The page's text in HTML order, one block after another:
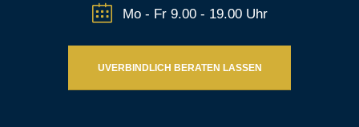
Mo - Fr 9.00 - 19.00 Uhr
UVERBINDLICH BERATEN LASSEN